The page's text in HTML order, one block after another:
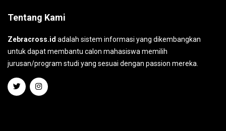
Tentang Kami
Zebracross.id adalah sistem informasi yang dikembangkan
untuk dapat membantu calon mahasiswa memilih
jurusan/program studi yang sesuai dengan passion mereka.